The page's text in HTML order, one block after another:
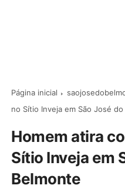
Página inicial
no Sítio Inveja em São José
Homem atira
Sítio Inveja em
Belmonte